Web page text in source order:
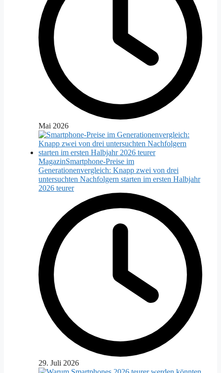
Mai 2026
MagazinSmartphone-Preise im
Generationenvergleich: Knapp zwei von drei
untersuchten Nachfolgern starten im ersten Halbjahr
2026 teurer
29. Juli 2026